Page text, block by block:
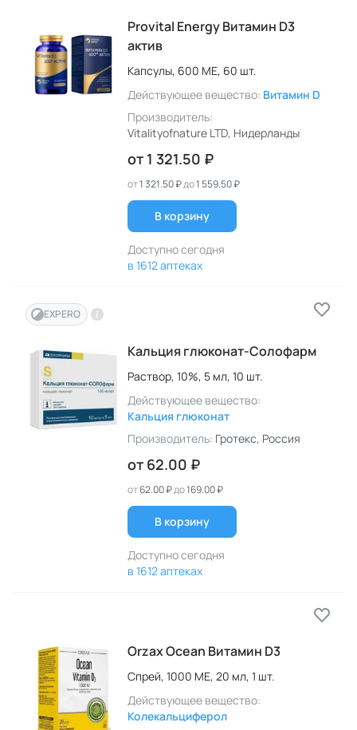
Provital Energy Витамин D3
актив
Капсулы, 600 МЕ, 60 шт.
Действующее вещество: Витамин D
Производитель:
Vitalityofnature LTD, Нидерланды
от 1 321.50 ₽
от1 321.50 ₽до1 559.50 ₽
В корзину
Доступно сегодня
в 1612 аптеках
EXPERO
Кальция глюконат-Солофарм
Раствор, 10%, 5 мл, 10 шт.
Действующее вещество:
Кальция глюконат
Производитель: Гротекс, Россия
от 62.00 ₽
от62.00 ₽до169.00 ₽
В корзину
Доступно сегодня
в 1612 аптеках
Orzax Ocean Витамин D3
Спрей, 1000 МЕ, 20 мл, 1 шт.
Действующее вещество:
Колекальциферол